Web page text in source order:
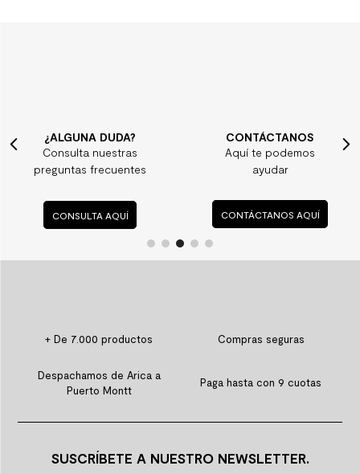
¿ALGUNA DUDA?
Consulta nuestras
preguntas frecuentes
CONSULTA AQUÍ
CONTÁCTANOS
Aquí te podemos
ayudar
CONTÁCTANOS AQUÍ
+ De 7.000 productos Compras seguras
Despachamos de Arica a
Puerto Montt
Paga hasta con 9 cuotas
SUSCRÍBETE A NUESTRO NEWSLETTER.